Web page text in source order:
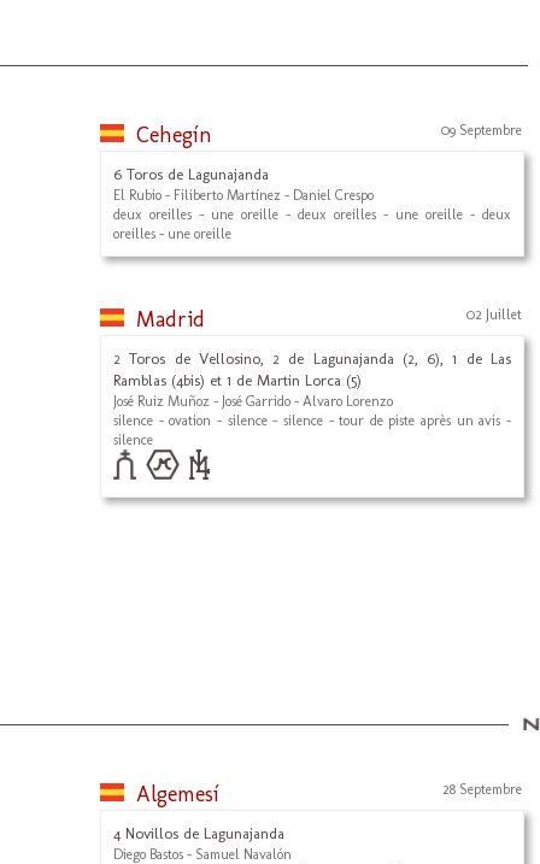
Cehegín 09 Septembre
6 Toros de Lagunajanda
El Rubio - Filiberto Martínez - Daniel Crespo
deux oreilles - une oreille - deux oreilles - une oreille - deux
oreilles - une oreille
Madrid 02 Juillet
2 Toros de Vellosino, 2 de Lagunajanda (2, 6), 1 de Las
Ramblas (4bis) et 1 de Martin Lorca (5)
José Ruiz Muñoz - José Garrido - Alvaro Lorenzo
silence - ovation - silence - silence - tour de piste après un avis -
silence
Algemesí 28 Septembre
4 Novillos de Lagunajanda
Diego Bastos - Samuel Navalón